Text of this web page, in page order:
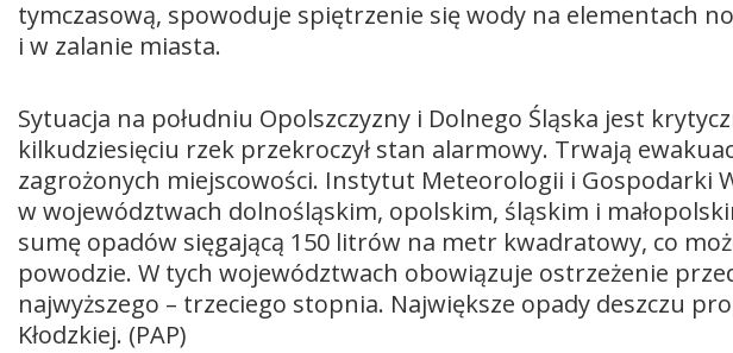
tymczasową, spowoduje spiętrzenie się wody na elementach
i w zalanie miasta.
Sytuacja na południu Opolszczyzny i Dolnego Śląska jest
kilkudziesięciu rzek przekroczył stan alarmowy. Trwają
zagrożonych miejscowości. Instytut Meteorologii i Gospodarki
w województwach dolnośląskim, opolskim, śląskim i
sumę opadów sięgającą 150 litrów na metr kwadratowy, co
powodzie. W tych województwach obowiązuje ostrzeżenie
najwyższego – trzeciego stopnia. Największe opady deszczu
Kłodzkiej. (PAP)